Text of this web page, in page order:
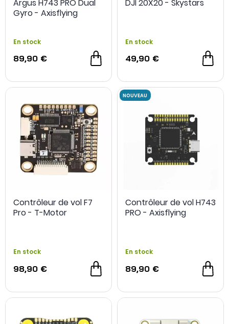
Argus H743 PRO Dual
Gyro - Axisflying
En stock
89,90 €
DJI 20X20 - Skystars
En stock
49,90 €
Contrôleur de vol F7
Pro - T-Motor
En stock
98,90 €
Contrôleur de vol H743
PRO - Axisflying
En stock
89,90 €